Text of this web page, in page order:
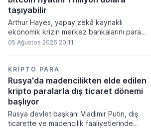
taşıyabilir
Arthur Hayes, yapay zekâ kaynaklı
ekonomik krizin merkez bankalarını para
basmaya zorlayacağını ve bu durumun
kayıplarının tetikleyeceği kredi krizinin
küresel likidite artışına yol açacağını belirtti
ve bitcoinin bu süreçte en hızlı tepki veren
varlık olacağı vurguladı.
05 Ağustos 2026 20:11
KRIPTO PARA
Rusya'da madencilikten elde edilen
kripto paralarla dış ticaret dönemi
başlıyor
Rusya devlet başkanı Vladimir Putin, dış
ticarette ve madencilik faaliyetlerinde